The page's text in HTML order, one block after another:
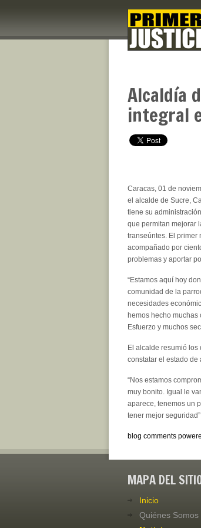
Alcaldía
integral
Caracas, 01 de
el alcalde de Sucre,
tiene su
que permitan mejorar
transeúntes. El
acompañado por
problemas y aportar
“Estamos aquí hoy
comunidad de la
necesidades
hemos hecho muchas
Esfuerzo y muchos
El alcalde resumió los
constatar el estado de
“Nos estamos
muy bonito. Igual le
aparece, tenemos un
tener mejor
blog comments
MAPA DEL
Inicio
Quiénes Somos